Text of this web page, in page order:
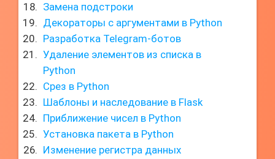
Замена подстроки
Декораторы с аргументами в Python
Разработка Telegram-ботов
Удаление элементов из списка в
Python
Срез в Python
Шаблоны и наследование в Flask
Приближение чисел в Python
Установка пакета в Python
Изменение регистра данных